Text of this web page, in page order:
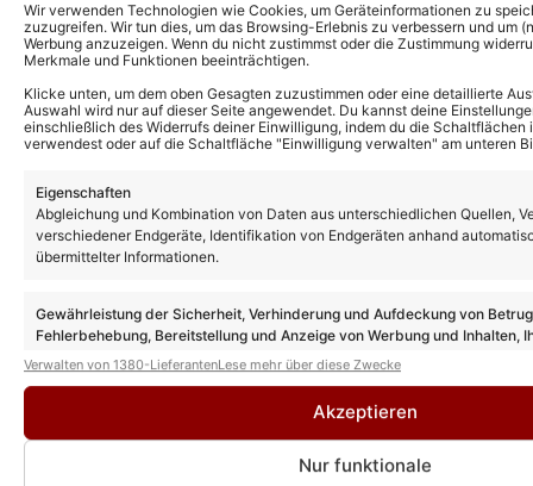
Wir verwenden Technologien wie Cookies, um Geräteinformationen zu
zuzugreifen. Wir tun dies, um das Browsing-Erlebnis zu verbessern und um
Werbung anzuzeigen. Wenn du nicht zustimmst oder die Zustimmung
Merkmale und Funktionen beeinträchtigen.
Klicke unten, um dem oben Gesagten zuzustimmen oder eine detaillierte
Auswahl wird nur auf dieser Seite angewendet. Du kannst deine
einschließlich des Widerrufs deiner Einwilligung, indem du die
verwendest oder auf die Schaltfläche "Einwilligung verwalten" am unteren
Eigenschaften
Abgleichung und Kombination von Daten aus unterschiedlichen Quellen,
verschiedener Endgeräte, Identifikation von Endgeräten anhand
übermittelter Informationen.
Gewährleistung der Sicherheit, Verhinderung und Aufdeckung von
Fehlerbehebung, Bereitstellung und Anzeige von Werbung und Inhalten,
Entscheidungen zum Datenschutz speichern und übermitteln.
Verwalten von 1380-LieferantenLese mehr über diese Zwecke
Akzeptieren
Nur funktionale
„Rote Rosen“ Vorschau: So geht es nach
der Sommerpause in Folge 4361 weiter!
„Sturm der Liebe“ ab heute in
Sommerpause: Doch wann geht es weiter?
„Rote Rosen“ Vorschau: Schock für